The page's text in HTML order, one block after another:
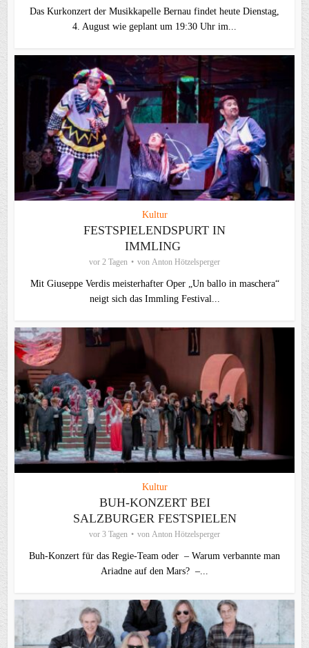
Das Kurkonzert der Musikkapelle Bernau findet heute Dienstag,
4. August wie geplant um 19:30 Uhr im...
Kultur
FESTSPIELENDSPURT IN
IMMLING
vor 2 Tagen von Anton Hötzelsperger
Mit Giuseppe Verdis meisterhafter Oper „Un ballo in maschera“
neigt sich das Immling Festival...
Kultur
BUH-KONZERT BEI
SALZBURGER FESTSPIELEN
vor 3 Tagen von Anton Hötzelsperger
Buh-Konzert für das Regie-Team oder – Warum verbannte man
Ariadne auf den Mars? –...